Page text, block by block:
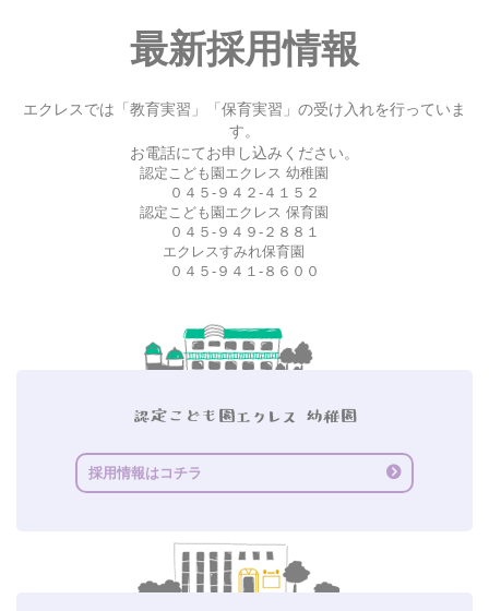
最新採用情報
エクレスでは「教育実習」「保育実習」の受け入れを行っていま
す。
お電話にてお申し込みください。
認定こども園エクレス 幼稚園
０４５-９４２-４１５２
認定こども園エクレス 保育園
０４５-９４９-２８８１
エクレスすみれ保育園
０４５-９４１-８６００
採用情報はコチラ